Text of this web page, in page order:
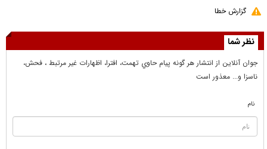
گزارش خطا
نظر شما
جوان آنلاين از انتشار هر گونه پيام حاوي تهمت، افترا، اظهارات غير مرتبط ، فحش،
ناسزا و... معذور است
نام